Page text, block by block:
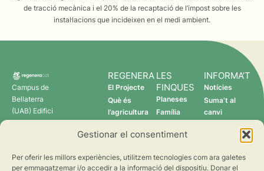
Gestionar el consentiment
Per oferir les millors experiències, utilitzem tecnologies com ara galetes
per emmagatzemar i/o accedir a la informació del dispositiu. Donar el
de tracció mecànica i el 20% de la recaptació de l’impost sobre les
instal·lacions que incideixen en el medi ambient.
Campus de
Bellaterra
(UAB) Edifici
C 08193
REGENERA
El Projecte
Què és
l’agricultura
Qui som
LES
FINQUES
Planeses
Família
Verdcamp
Pomona
INFORMA’T
Notícies
Suma’t al
canvi